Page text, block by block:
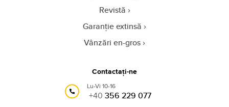
Revistă
Garanție extinsă
Vânzări en-gros
Contactați-ne
Lu-Vi 10-16
+40 356 229 077